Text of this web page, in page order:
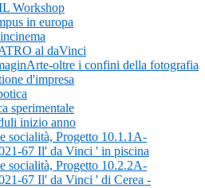
Workshop
in europa
al daVinci
oltre i confini della fotografia
d'impresa
sperimentale
inizio anno
socialità, Progetto 10.1.1A-
67 Il' da Vinci ' in piscina
socialità, Progetto 10.2.2A-
67 Il' da Vinci ' di Cerea -